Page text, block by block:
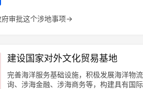
审批这个涉地事项→
建设国家对外文化贸易基地
完善海洋服务基础设施，积极发展海洋物
询、涉海金融、涉海商务等，构建具有国